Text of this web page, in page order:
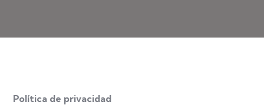
Política de privacidad